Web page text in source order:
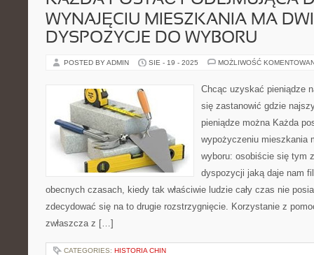
WYNAJĘCIU MIESZKANIA MA
DYSPOZYCJE DO WYBORU
POSTED BY ADMIN SIE - 19 - 2025 MOŻLIWOŚĆ
Chcąc uzyskać pieniądze
się zastanowić gdzie
pieniądze można Każda
wypożyczeniu mieszkania
wyboru: osobiście się tym
dyspozycji jaką daje nam
obecnych czasach, kiedy tak właściwie ludzie cały czas nie
zdecydować się na to drugie rozstrzygnięcie. Korzystanie z
zwłaszcza z […]
CATEGORIES: HISTORIA CHIN